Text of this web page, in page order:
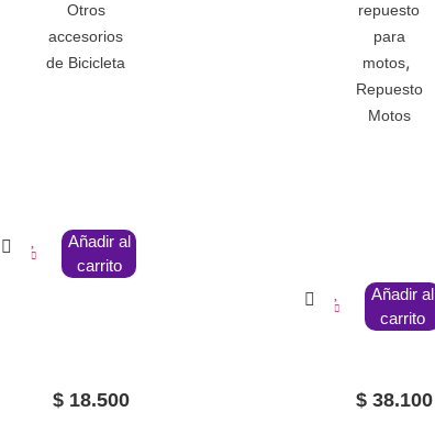
Otros
accesorios
de Bicicleta
Añadir al
carrito
repuesto
para
motos,
Repuesto
Motos
Añadir al
carrito
$ 18.500 $ 38.100